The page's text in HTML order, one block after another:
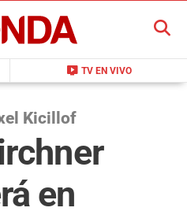
live_tv TV EN VIVO
BUSCAR
Kicillof
en